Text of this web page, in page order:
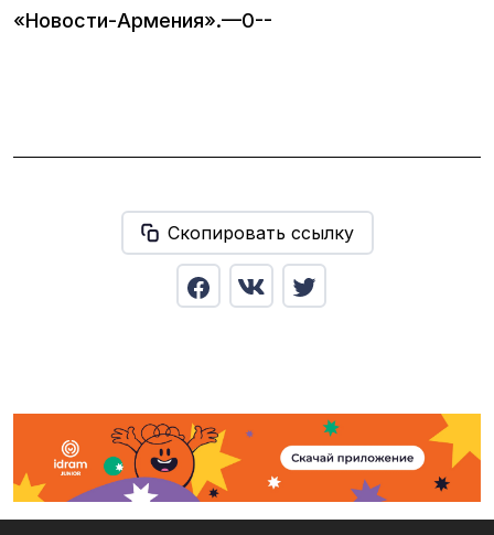
«Новости-Армения».—0--
Скопировать ссылку